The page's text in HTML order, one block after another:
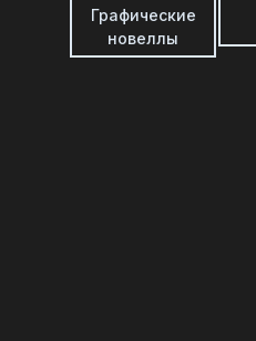
Графические
новеллы